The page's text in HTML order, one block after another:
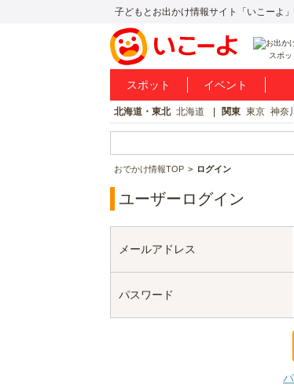
子どもとお出かけ情報サイト「いこーよ
スポッ
スポット イベント
北海道・東北 北海道 関東 東京 神奈川
おでかけ情報TOP ログイン
ユーザーログイン
メールアドレス
パスワード